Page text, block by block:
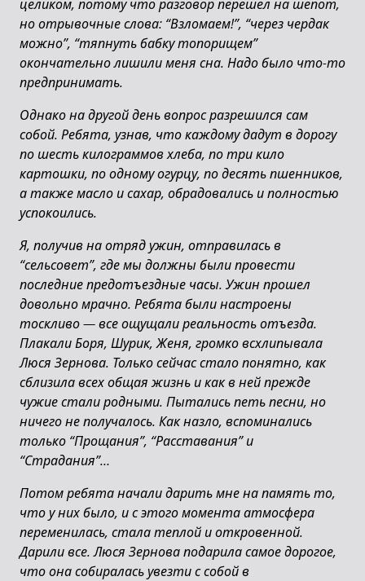
целиком, потому что разговор перешел на шепот,
но отрывочные слова: “Взломаем!”, “через чердак
можно”, “тяпнуть бабку топорищем”
окончательно лишили меня сна. Надо было что-то
предпринимать.
Однако на другой день вопрос разрешился сам
собой. Ребята, узнав, что каждому дадут в дорогу
по шесть килограммов хлеба, по три кило
картошки, по одному огурцу, по десять пшенников,
а также масло и сахар, обрадовались и полностью
успокоились.
Я, получив на отряд ужин, отправилась в
“сельсовет”, где мы должны были провести
последние предотъездные часы. Ужин прошел
довольно мрачно. Ребята были настроены
тоскливо—все ощущали реальность отъезда.
Плакали Боря, Шурик, Женя, громко всхлипывала
Люся Зернова. Только сейчас стало понятно, как
сблизила всех общая жизнь и как в ней прежде
чужие стали родными. Пытались петь песни, но
ничего не получалось. Как назло, вспоминались
только “Прощания”, “Расставания” и
“Страдания”…
Потом ребята начали дарить мне на память то,
что у них было, и с этого момента атмосфера
переменилась, стала теплой и откровенной.
Дарили все. Люся Зернова подарила самое дорогое,
что она собиралась увезти с собой в